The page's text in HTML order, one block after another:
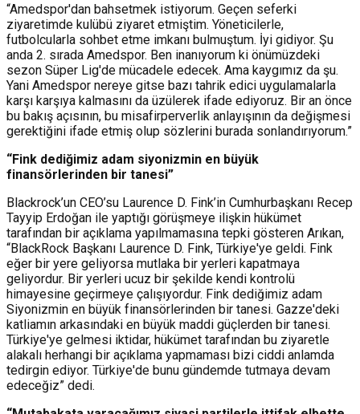
“Amedspor'dan bahsetmek istiyorum. Geçen seferki
ziyaretimde kulübü ziyaret etmiştim. Yöneticilerle,
futbolcularla sohbet etme imkanı bulmuştum. İyi gidiyor. Şu
anda 2. sırada Amedspor. Ben inanıyorum ki önümüzdeki
sezon Süper Lig'de mücadele edecek. Ama kaygımız da şu.
Yani Amedspor nereye gitse bazı tahrik edici uygulamalarla
karşı karşıya kalmasını da üzülerek ifade ediyoruz. Bir an önce
bu bakış açısının, bu misafirperverlik anlayışının da değişmesi
gerektiğini ifade etmiş olup sözlerini burada sonlandırıyorum.”
“Fink dediğimiz adam siyonizmin en büyük
finansörlerinden bir tanesi”
Blackrock’un CEO’su Laurence D. Fink’in Cumhurbaşkanı Recep
Tayyip Erdoğan ile yaptığı görüşmeye ilişkin hükümet
tarafından bir açıklama yapılmamasına tepki gösteren Arıkan,
“BlackRock Başkanı Laurence D. Fink, Türkiye'ye geldi. Fink
eğer bir yere geliyorsa mutlaka bir yerleri kapatmaya
geliyordur. Bir yerleri ucuz bir şekilde kendi kontrolü
himayesine geçirmeye çalışıyordur. Fink dediğimiz adam
Siyonizmin en büyük finansörlerinden bir tanesi. Gazze'deki
katliamın arkasındaki en büyük maddi güçlerden bir tanesi.
Türkiye'ye gelmesi iktidar, hükümet tarafından bu ziyaretle
alakalı herhangi bir açıklama yapmaması bizi ciddi anlamda
tedirgin ediyor. Türkiye'de bunu gündemde tutmaya devam
edeceğiz” dedi.